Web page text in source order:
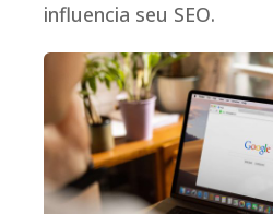
influencia seu SEO.